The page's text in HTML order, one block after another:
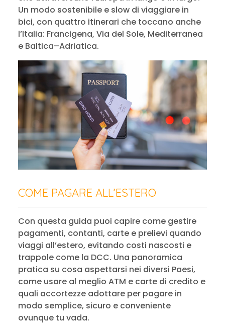
Un modo sostenibile e slow di viaggiare in
bici, con quattro itinerari che toccano anche
l’Italia: Francigena, Via del Sole, Mediterranea
e Baltica–Adriatica.
COME PAGARE ALL’ESTERO
Con questa guida puoi capire come gestire
pagamenti, contanti, carte e prelievi quando
viaggi all’estero, evitando costi nascosti e
trappole come la DCC. Una panoramica
pratica su cosa aspettarsi nei diversi Paesi,
come usare al meglio ATM e carte di credito e
quali accortezze adottare per pagare in
modo semplice, sicuro e conveniente
ovunque tu vada.